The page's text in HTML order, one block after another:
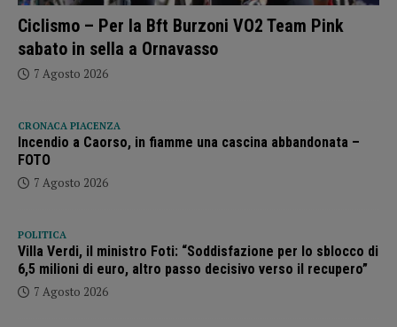
Ciclismo – Per la Bft Burzoni VO2 Team Pink
sabato in sella a Ornavasso
7 Agosto 2026
CRONACA PIACENZA
Incendio a Caorso, in fiamme una cascina abbandonata –
FOTO
7 Agosto 2026
POLITICA
Villa Verdi, il ministro Foti: “Soddisfazione per lo sblocco di
6,5 milioni di euro, altro passo decisivo verso il recupero”
7 Agosto 2026